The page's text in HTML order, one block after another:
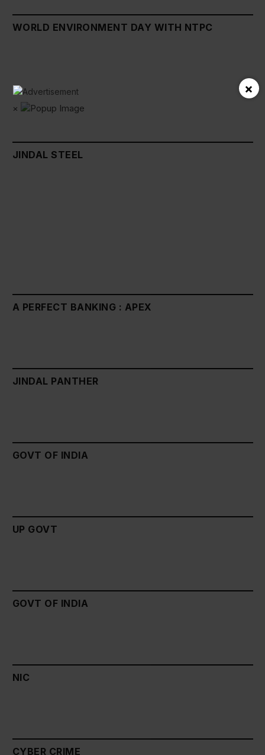
WORLD ENVIRONMENT DAY WITH NTPC
×
JINDAL STEEL
A PERFECT BANKING : APEX
JINDAL PANTHER
GOVT OF INDIA
UP GOVT
GOVT OF INDIA
NIC
CYBER CRIME
×